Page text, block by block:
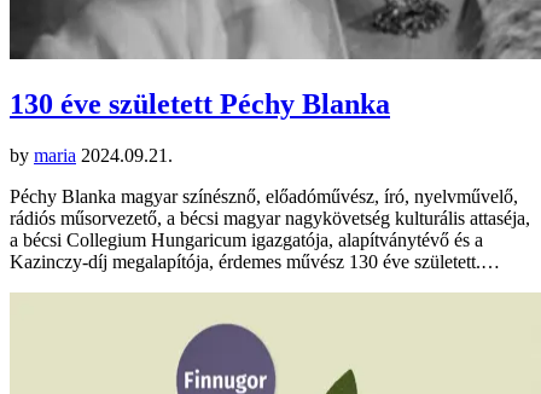
130 éve született Péchy Blanka
by maria 2024.09.21.
Péchy Blanka magyar színésznő, előadóművész, író, nyelvművelő,
rádiós műsorvezető, a bécsi magyar nagykövetség kulturális attaséja,
a bécsi Collegium Hungaricum igazgatója, alapítványtévő és a
Kazinczy-díj megalapítója, érdemes művész 130 éve született.…